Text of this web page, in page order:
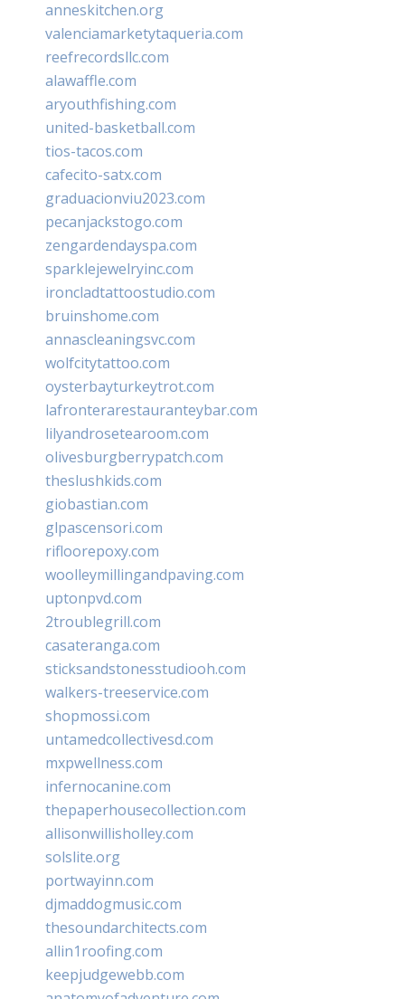
anneskitchen.org
valenciamarketytaqueria.com
reefrecordsllc.com
alawaffle.com
aryouthfishing.com
united-basketball.com
tios-tacos.com
cafecito-satx.com
graduacionviu2023.com
pecanjackstogo.com
zengardendayspa.com
sparklejewelryinc.com
ironcladtattoostudio.com
bruinshome.com
annascleaningsvc.com
wolfcitytattoo.com
oysterbayturkeytrot.com
lafronterarestauranteybar.com
lilyandrosetearoom.com
olivesburgberrypatch.com
theslushkids.com
giobastian.com
glpascensori.com
rifloorepoxy.com
woolleymillingandpaving.com
uptonpvd.com
2troublegrill.com
casateranga.com
sticksandstonesstudiooh.com
walkers-treeservice.com
shopmossi.com
untamedcollectivesd.com
mxpwellness.com
infernocanine.com
thepaperhousecollection.com
allisonwillisholley.com
solslite.org
portwayinn.com
djmaddogmusic.com
thesoundarchitects.com
allin1roofing.com
keepjudgewebb.com